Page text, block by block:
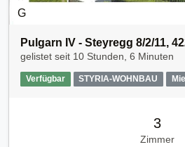
Pulgarn IV - Steyregg 8/2/11,
gelistet seit 10 Stunden, 6 Minuten
Verfügbar STYRIA-WOHNBAU
3
Zimmer